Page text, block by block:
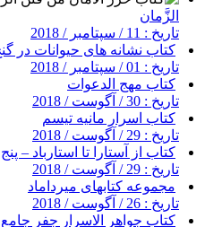
الزَّمان
تاریخ : 11 / سپتامبر / 2018
کتاب نشانه های حیوانات در
تاریخ : 01 / سپتامبر / 2018
کتاب مهج الدعوات
تاریخ : 30 / آگوست / 2018
کتاب اسرار مانیه تیسم
تاریخ : 29 / آگوست / 2018
کتاب از آستارا تا استارباد – پنج
تاریخ : 29 / آگوست / 2018
مجموعه کتابهای میرداماد
تاریخ : 26 / آگوست / 2018
کتاب جواهر الاسرار جفر جامع ۱و۲